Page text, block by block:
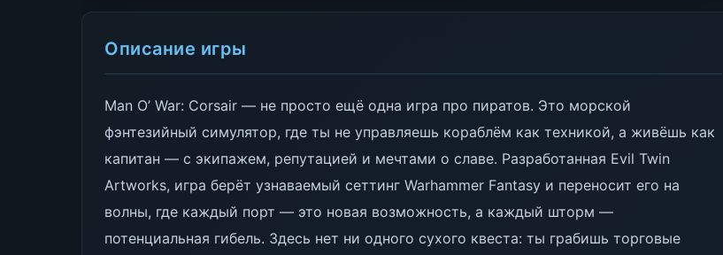
Описание игры
Man O’ War: Corsair — не просто ещё одна игра про пиратов. Это морской
фэнтезийный симулятор, где ты не управляешь кораблём как техникой, а живёшь как
капитан — с экипажем, репутацией и мечтами о славе. Разработанная Evil Twin
Artworks, игра берёт узнаваемый сеттинг Warhammer Fantasy и переносит его на
волны, где каждый порт — это новая возможность, а каждый шторм —
потенциальная гибель. Здесь нет ни одного сухого квеста: ты грабишь торговые